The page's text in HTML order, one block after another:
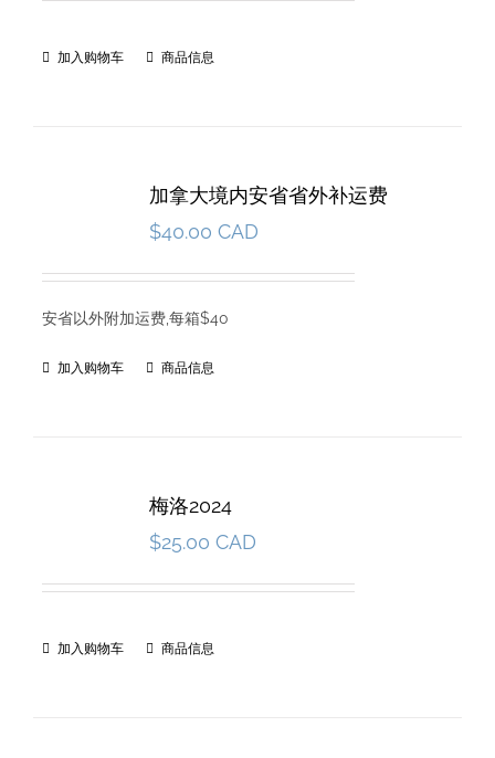
加入购物车 商品信息
加拿大境内安省省外补运费
$40.00 CAD
安省以外附加运费,每箱$40
加入购物车 商品信息
梅洛2024
$25.00 CAD
加入购物车 商品信息